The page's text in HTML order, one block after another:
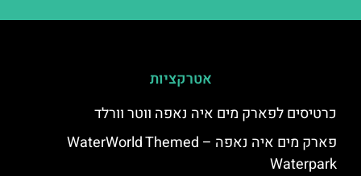
אטרקציות
כרטיסים לפארק מים איה נאפה ווטר וורלד
פארק מים איה נאפה – ‪‪WaterWorld Themed
Waterpark‬‬